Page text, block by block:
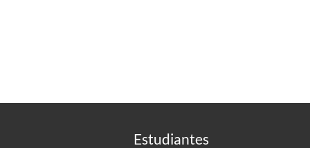
Estudiantes